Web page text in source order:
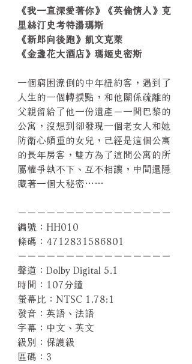
《我一直深愛著你》《英倫情人》克
里絲汀史考特湯瑪斯
《新郎向後跑》凱文克萊
《金盞花大酒店》瑪姬史密斯
一個窮困潦倒的中年紐約客，遇到了
人生的一個轉捩點，和他關係疏離的
父親留給了他一份遺產－一間巴黎的
公寓，沒想到卻發現一個老女人和她
防衛心頗重的女兒，已經是這個公寓
的長年房客，雙方為了這間公寓的所
屬權爭執不下、互不相讓，中間還隱
藏著一個大秘密……
－－－－－－－－－－－－－－－－
編號：HH010
條碼：4712831586801
－－－－－－－－－－－－－－－－
聲道：Dolby Digital 5.1
時間：107分鐘
螢幕比：NTSC 1.78:1
發音：英語、法語
字幕：中文、英文
級別：保護級
區碼：3